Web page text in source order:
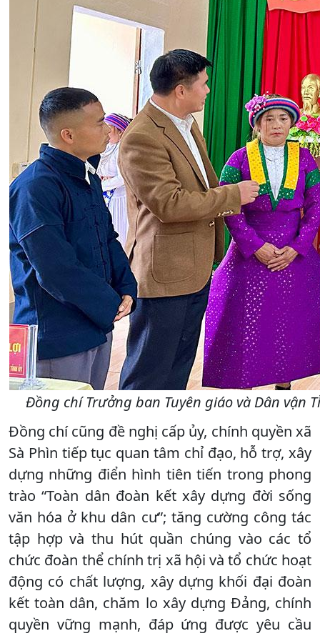
Đồng chí Trưởng ban Tuyên giáo và Dân vận
Đồng chí cũng đề nghị cấp ủy, chính quyền xã
Sà Phìn tiếp tục quan tâm chỉ đạo, hỗ trợ, xây
dựng những điển hình tiên tiến trong phong
trào “Toàn dân đoàn kết xây dựng đời sống
văn hóa ở khu dân cư”; tăng cường công tác
tập hợp và thu hút quần chúng vào các tổ
chức đoàn thể chính trị xã hội và tổ chức hoạt
động có chất lượng, xây dựng khối đại đoàn
kết toàn dân, chăm lo xây dựng Đảng, chính
quyền vững mạnh, đáp ứng được yêu cầu